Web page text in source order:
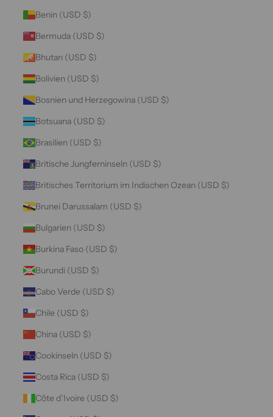
Benin (USD $)
Bermuda (USD $)
Bhutan (USD $)
Bolivien (USD $)
Bosnien und Herzegowina (USD $)
Botsuana (USD $)
Brasilien (USD $)
Britische Jungferninseln (USD $)
Britisches Territorium im Indischen Ozean (USD $)
Brunei Darussalam (USD $)
Bulgarien (USD $)
Burkina Faso (USD $)
Burundi (USD $)
Cabo Verde (USD $)
Chile (USD $)
China (USD $)
Cookinseln (USD $)
Costa Rica (USD $)
Côte d’Ivoire (USD $)